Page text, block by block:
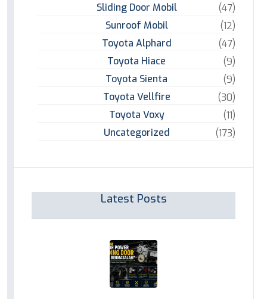
Sliding Door Mobil
(47)
Sunroof Mobil
(12)
Toyota Alphard
(47)
Toyota Hiace
(9)
Toyota Sienta
(9)
Toyota Vellfire
(30)
Toyota Voxy
(11)
Uncategorized
(173)
Latest Posts